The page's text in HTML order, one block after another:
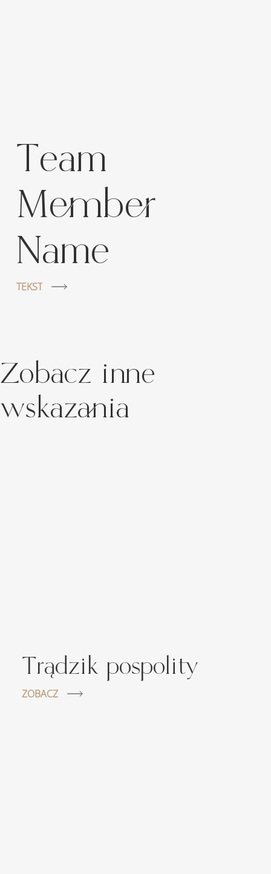
Team
Member
Name
TEKST
Zobacz inne
wskazania
Trądzik pospolity
ZOBACZ